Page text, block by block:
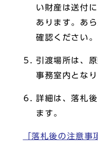
い財産は送付
あります。あ
確認ください。
引渡場所は、
事務室内となり
詳細は、落札
ます。
「落札後の注意事